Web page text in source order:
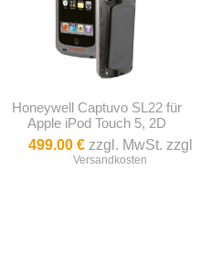
Honeywell Captuvo SL22 für
Apple iPod Touch 5, 2D
499.00 €zzgl. MwSt. zzgl
Versandkosten